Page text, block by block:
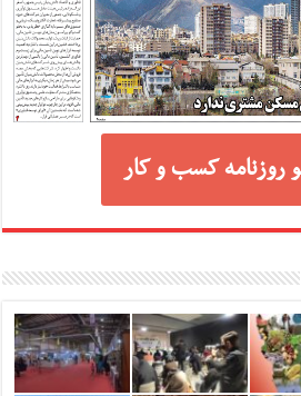
روزنامه کسب و کار